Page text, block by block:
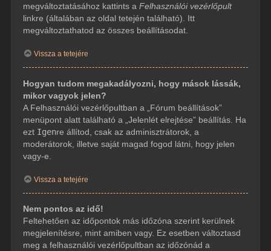
megváltoztatásához kattints a Felhasználói vezérlőpult
linkre (általában az oldal tetején található). Itt
megváltoztathatod az összes beállításodat.
Vissza a tetejére
Hogyan tudom megakadályozni, hogy mások lássák,
mikor vagyok jelen?
A Felhasználói vezérlőpultban a „Fórum beállítások”
menüpont alatt található a „Jelenlét elrejtése” beállítás. Ha
ezt Igenre állítod, csak az adminisztrátorok, a
moderátorok, illetve saját magad fogod látni, hogy jelen
vagy-e.
Vissza a tetejére
Nem pontos az idő!
Feltehetően az időpontok más időzóna szerint kerülnek
megjelenítésre, mint amiben vagy. Ez esetben változtasd
meg a felhasználói vezérlőpultban az időzónád a